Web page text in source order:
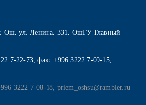
Ош, ул. Ленина, 331, ОшГУ Главный
7-22-73, факс +996 3222 7-09-15,
3222 7-08-18, priem_oshsu@rambler.ru